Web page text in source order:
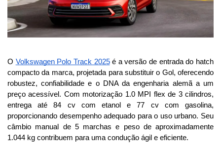
O Volkswagen Polo Track 2025 é a versão de entrada do hatch
compacto da marca, projetada para substituir o Gol, oferecendo
robustez, confiabilidade e o DNA da engenharia alemã a um
preço acessível. Com motorização 1.0 MPI flex de 3 cilindros,
entrega até 84 cv com etanol e 77 cv com gasolina,
proporcionando desempenho adequado para o uso urbano. Seu
câmbio manual de 5 marchas e peso de aproximadamente
1.044 kg contribuem para uma condução ágil e eficiente.